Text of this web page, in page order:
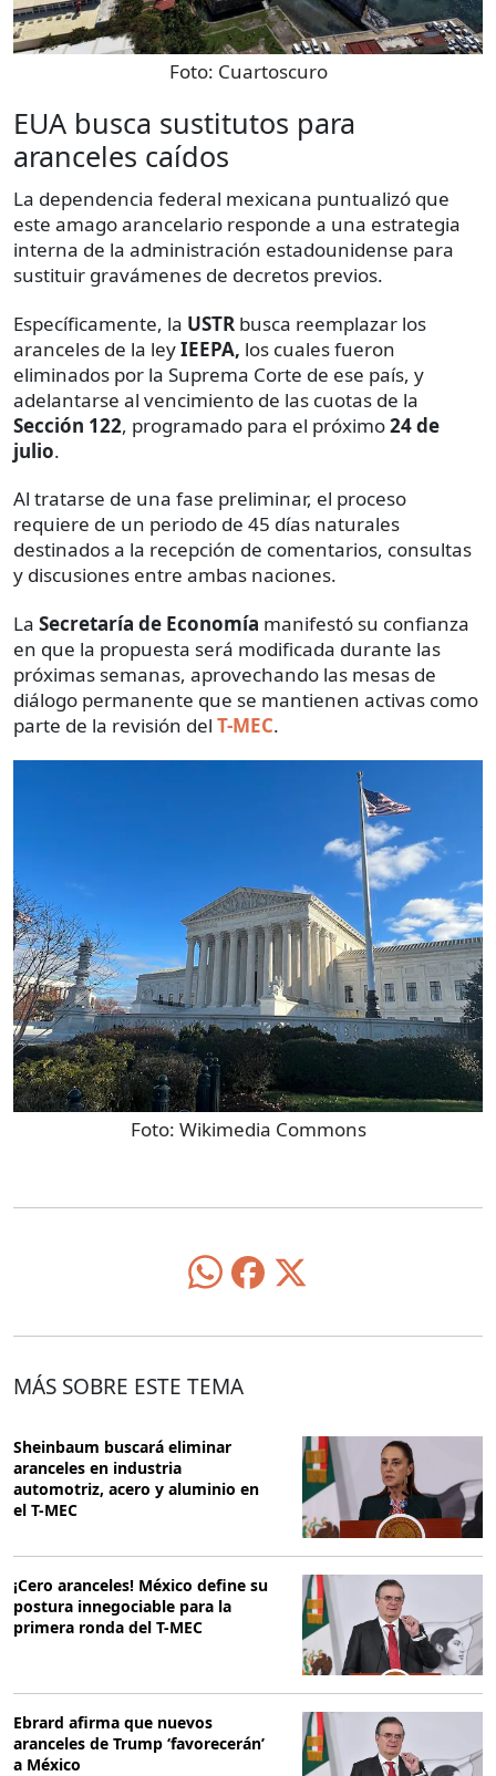
Foto: Cuartoscuro
EUA busca sustitutos para
aranceles caídos
La dependencia federal mexicana puntualizó que
este amago arancelario responde a una estrategia
interna de la administración estadounidense para
sustituir gravámenes de decretos previos.
Específicamente, la USTR busca reemplazar los
aranceles de la leyIEEPA, los cuales fueron
eliminados por la Suprema Corte de ese país, y
adelantarse al vencimiento de las cuotas de la
Sección 122, programado para el próximo24 de
julio.
Al tratarse de una fase preliminar, el proceso
requiere de un periodo de 45 días naturales
destinados a la recepción de comentarios, consultas
y discusiones entre ambas naciones.
La Secretaría de Economía manifestó su confianza
en que la propuesta será modificada durante las
próximas semanas, aprovechando las mesas de
diálogo permanente que se mantienen activas como
parte de la revisión del T-MEC.
Foto: Wikimedia Commons
MÁS SOBRE ESTE TEMA
Sheinbaum buscará eliminar
aranceles en industria
automotriz, acero y aluminio en
el T-MEC
¡Cero aranceles! México define su
postura innegociable para la
primera ronda del T-MEC
Ebrard afirma que nuevos
aranceles de Trump ‘favorecerán’
a México